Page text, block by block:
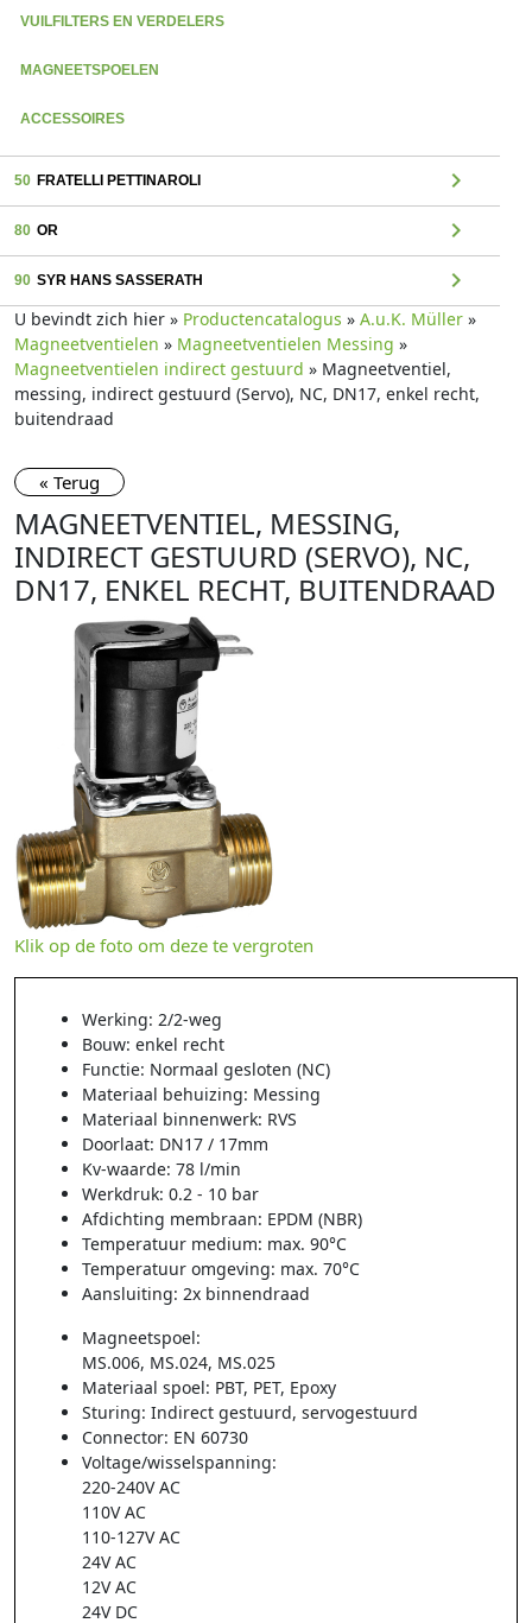
VUILFILTERS EN VERDELERS
MAGNEETSPOELEN
ACCESSOIRES
50 FRATELLI PETTINAROLI chevron_right
80 OR chevron_right
90 SYR HANS SASSERATH chevron_right
U bevindt zich hier » Productencatalogus » A.u.K. Müller »
Magneetventielen » Magneetventielen Messing »
Magneetventielen indirect gestuurd » Magneetventiel,
messing, indirect gestuurd (Servo), NC, DN17, enkel recht,
buitendraad
« Terug
MAGNEETVENTIEL, MESSING,
INDIRECT GESTUURD (SERVO), NC,
DN17, ENKEL RECHT, BUITENDRAAD
Klik op de foto om deze te vergroten
Werking: 2/2-weg
Bouw: enkel recht
Functie: Normaal gesloten (NC)
Materiaal behuizing: Messing
Materiaal binnenwerk: RVS
Doorlaat: DN17 / 17mm
Kv-waarde: 78 l/min
Werkdruk: 0.2 - 10 bar
Afdichting membraan: EPDM (NBR)
Temperatuur medium: max. 90°C
Temperatuur omgeving: max. 70°C
Aansluiting: 2x binnendraad
Magneetspoel:
MS.006, MS.024, MS.025
Materiaal spoel: PBT, PET, Epoxy
Sturing: Indirect gestuurd, servogestuurd
Connector: EN 60730
Voltage/wisselspanning:
220-240V AC
110V AC
110-127V AC
24V AC
12V AC
24V DC